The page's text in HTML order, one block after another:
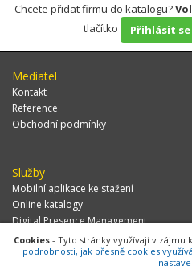
Chcete přidat firmu do katalogu?
tlačítko
Přihlásit
Mediatel
Kontakt
Reference
Obchodní podmínky
Služby
Mobilní aplikace ke stažení
Online katalogy
Digital Presence Management
Více zákazníků
Cookies - Tyto stránky využívají v zájmu
podrobnosti, jak přesně cookies